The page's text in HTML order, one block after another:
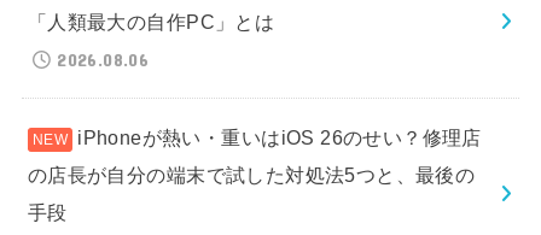
「人類最大の自作PC」とは
2026.08.06
iPhoneが熱い・重いはiOS 26のせい？修理店
の店長が自分の端末で試した対処法5つと、最後の
手段